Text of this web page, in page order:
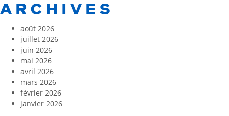
ARCHIVES
août 2026
juillet 2026
juin 2026
mai 2026
avril 2026
mars 2026
février 2026
janvier 2026